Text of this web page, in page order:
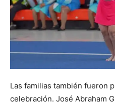
Las familias también fueron
celebración. José Abraham